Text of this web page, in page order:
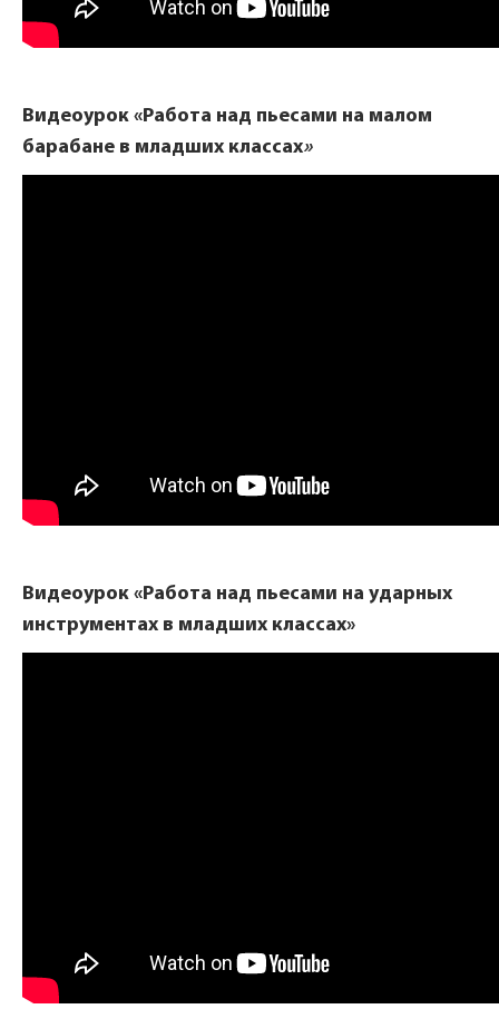
Видеоурок «Работа над пьесами на малом
барабане в младших классах»
Видеоурок «Работа над пьесами на ударных
инструментах в младших классах»